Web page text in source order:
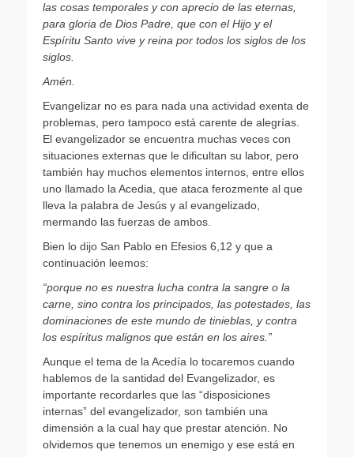
las cosas temporales y con aprecio de las eternas,
para gloria de Dios Padre, que con el Hijo y el
Espíritu Santo vive y reina por todos los siglos de los
siglos.
Amén.
Evangelizar no es para nada una actividad exenta de
problemas, pero tampoco está carente de alegrías.
El evangelizador se encuentra muchas veces con
situaciones externas que le dificultan su labor, pero
también hay muchos elementos internos, entre ellos
uno llamado la Acedia, que ataca ferozmente al que
lleva la palabra de Jesús y al evangelizado,
mermando las fuerzas de ambos.
Bien lo dijo San Pablo en Efesios 6,12 y que a
continuación leemos:
“porque no es nuestra lucha contra la sangre o la
carne, sino contra los principados, las potestades, las
dominaciones de este mundo de tinieblas, y contra
los espíritus malignos que están en los aires.”
Aunque el tema de la Acedía lo tocaremos cuando
hablemos de la santidad del Evangelizador, es
importante recordarles que las “disposiciones
internas” del evangelizador, son también una
dimensión a la cual hay que prestar atención. No
olvidemos que tenemos un enemigo y ese está en